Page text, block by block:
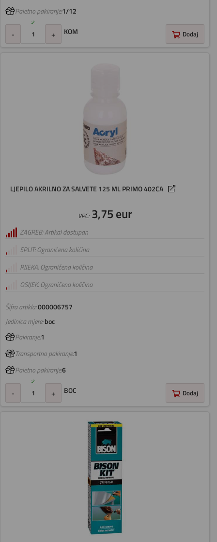
Paletno pakiranje:1/12
- + KOM Dodaj
LJEPILO AKRILNO ZA SALVETE 125 ML PRIMO 402CA
Šifra artikla:000006757
VPC:3,75 eur
ZAGREB: Artikal dostupan
SPLIT: Ograničena količina
RIJEKA: Ograničena količina
OSIJEK: Ograničena količina
Jedinica mjere:boc
Pakiranje:1
Transportno pakiranje:1
Paletno pakiranje:6
- + BOC Dodaj